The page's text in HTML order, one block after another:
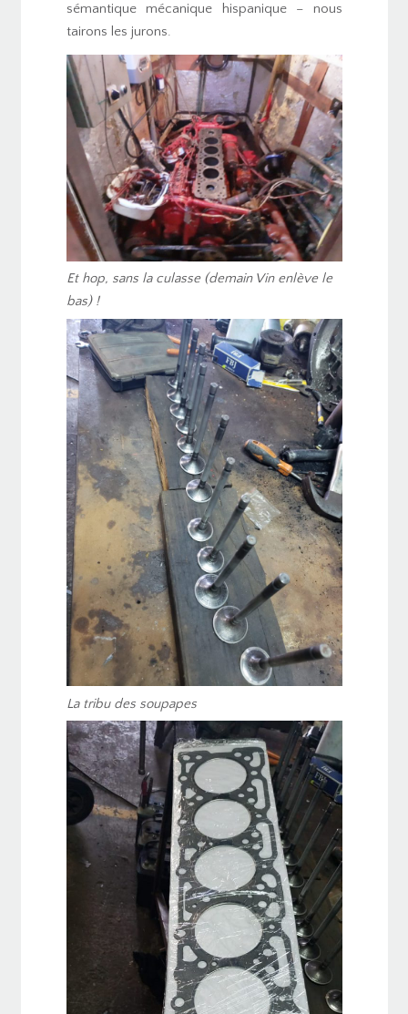
sémantique mécanique hispanique – nous
tairons les jurons.
Et hop, sans la culasse (demain Vin enlève le
bas) !
La tribu des soupapes